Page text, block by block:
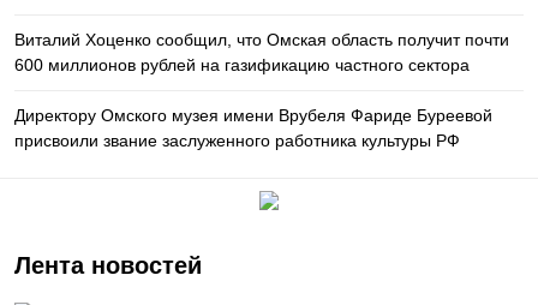
Виталий Хоценко сообщил, что Омская область получит почти
600 миллионов рублей на газификацию частного сектора
Директору Омского музея имени Врубеля Фариде Буреевой
присвоили звание заслуженного работника культуры РФ
Лента новостей